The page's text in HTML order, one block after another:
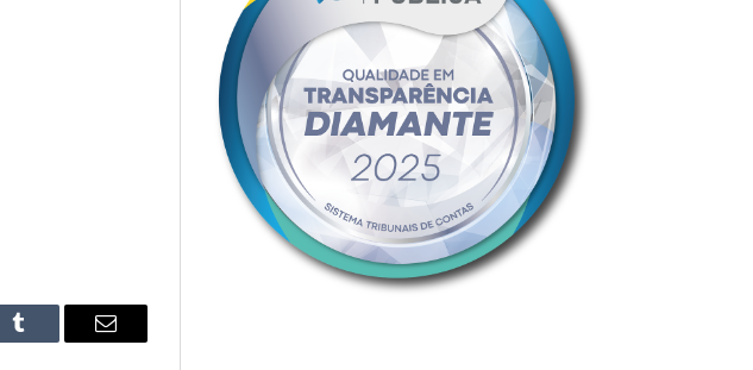
Tumblr
E-